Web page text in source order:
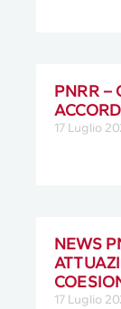
PNRR –
17 Luglio
NEWS
17 Luglio